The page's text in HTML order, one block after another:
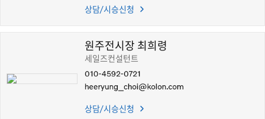
상담/시승신청
원주전시장 최희령
세일즈컨설턴트
상담/시승신청